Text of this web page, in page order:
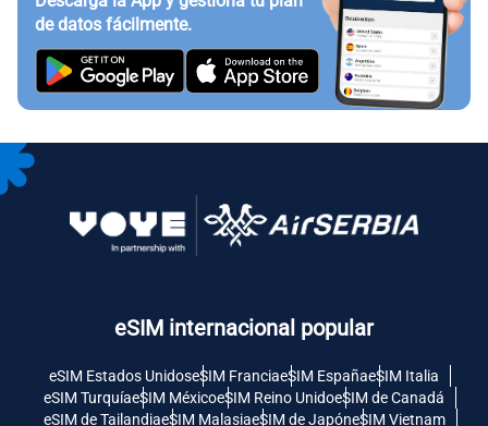
de datos fácilmente.
eSIM internacional popular
eSIM Estados UnidoseSIM FranciaeSIM EspañaeSIM Italia
eSIM TurquíaeSIM MéxicoeSIM Reino UnidoeSIM de Canadá
eSIM de TailandiaeSIM MalasiaeSIM de JapóneSIM Vietnam